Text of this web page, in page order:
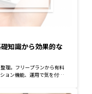
知識から効果的な
理。フリープランから有料
ョン機能、運用で気を付け